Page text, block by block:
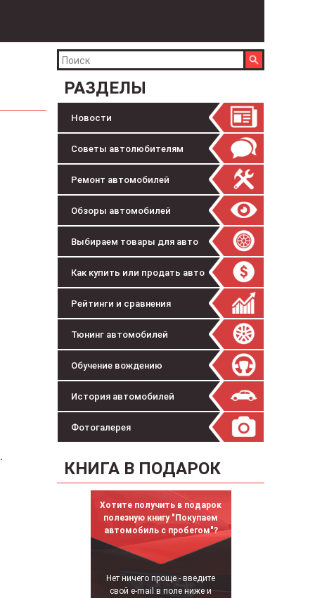
РАЗДЕЛЫ
Новости
Советы автолюбителям
Ремонт автомобилей
Обзоры автомобилей
Выбираем товары для авто
Как купить или продать авто
Рейтинги и сравнения
Тюнинг автомобилей
Обучение вождению
История автомобилей
Фотогалерея
КНИГА В ПОДАРОК
Хотите получить в подарок
полезную книгу "Покупаем
автомобиль с пробегом"?
Нет ничего проще - введите
свой e-mail в поле ниже и